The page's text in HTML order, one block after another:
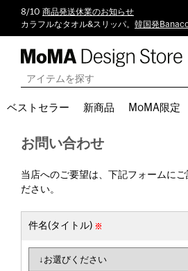
8/10 商品発送休業のお知らせ
カラフルなタオル&スリッパ。 韓国発
ベストセラー 新商品 MoMA限定
お問い合わせ
当店へのご要望は、下記フォームにご
ださい。
件名(タイトル)